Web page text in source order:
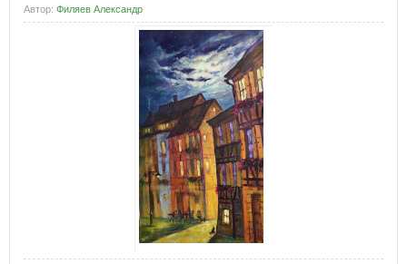
Автор: Филяев Александр